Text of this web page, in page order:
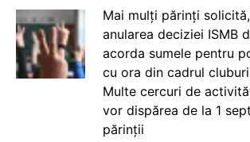
Mai mulți părinți
anularea deciziei ISMB
acorda sumele pentru
cu ora din cadrul
Multe cercuri de
vor dispărea de la 1
părinții